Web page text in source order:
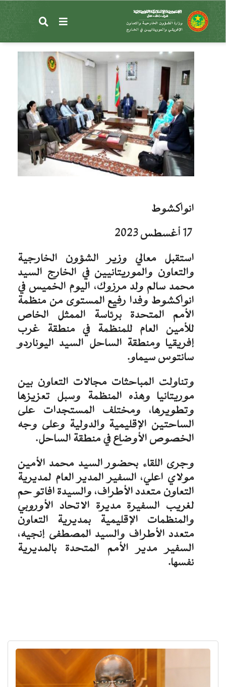
المحتوى
وزير الشؤون الخارجية يستقبل يستقبل الممثل الخاص
للأمين العام للأمم المتحدة في غرب أفريقيا والساحل
انواكشوط
استقبل معالي وزير الشؤون الخارجية
والتعاون والموريتانيين في الخارج السيد
محمد سالم ولد مرزوك، اليوم الخميس في
انواكشوط وفدا رفيع المستوى من منظمة
الأمم المتحدة برئاسة الممثل الخاص
للأمين العام للمنظمة في منطقة غرب
إفريقيا ومنطقة الساحل السيد اليوناردو
سانتوس سيماو.
وتناولت المباحثات مجالات التعاون بين
موريتانيا وهذه المنظمة وسبل تعزيزها
وتطويرها، ومختلف المستجدات على
الساحتين الإقليمية والدولية وعلى وجه
الخصوص الأوضاع في منطقة الساحل.
وجرى اللقاء بحضور السيد محمد الأمين
مولاي اعلي، السفير المدير العام لمديرية
التعاون متعدد الأطراف، والسيدة افاتو حم
لغريب السفيرة مديرة الاتحاد الأوروبي
والمنظمات الإقليمية بمديرية التعاون
متعدد الأطراف والسيد المصطفى إنجيه،
السفير مدير الأمم المتحدة بالمديرية
نفسها.